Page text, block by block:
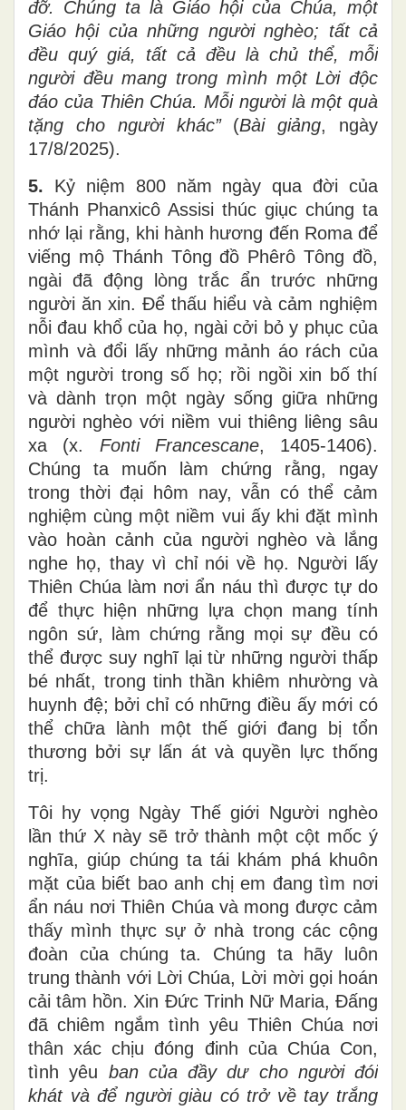
đỡ. Chúng ta là Giáo hội của Chúa, một
Giáo hội của những người nghèo; tất cả
đều quý giá, tất cả đều là chủ thể, mỗi
người đều mang trong mình một Lời độc
đáo của Thiên Chúa. Mỗi người là một quà
tặng cho người khác”(Bài giảng, ngày
17/8/2025).
5. Kỷ niệm 800 năm ngày qua đời của
Thánh Phanxicô Assisi thúc giục chúng ta
nhớ lại rằng, khi hành hương đến Roma để
viếng mộ Thánh Tông đồ Phêrô Tông đồ,
ngài đã động lòng trắc ẩn trước những
người ăn xin. Để thấu hiểu và cảm nghiệm
nỗi đau khổ của họ, ngài cởi bỏ y phục của
mình và đổi lấy những mảnh áo rách của
một người trong số họ; rồi ngồi xin bố thí
và dành trọn một ngày sống giữa những
người nghèo với niềm vui thiêng liêng sâu
xa (x. Fonti Francescane, 1405-1406).
Chúng ta muốn làm chứng rằng, ngay
trong thời đại hôm nay, vẫn có thể cảm
nghiệm cùng một niềm vui ấy khi đặt mình
vào hoàn cảnh của người nghèo và lắng
nghe họ, thay vì chỉ nói về họ. Người lấy
Thiên Chúa làm nơi ẩn náu thì được tự do
để thực hiện những lựa chọn mang tính
ngôn sứ, làm chứng rằng mọi sự đều có
thể được suy nghĩ lại từ những người thấp
bé nhất, trong tinh thần khiêm nhường và
huynh đệ; bởi chỉ có những điều ấy mới có
thể chữa lành một thế giới đang bị tổn
thương bởi sự lấn át và quyền lực thống
trị.
Tôi hy vọng Ngày Thế giới Người nghèo
lần thứ X này sẽ trở thành một cột mốc ý
nghĩa, giúp chúng ta tái khám phá khuôn
mặt của biết bao anh chị em đang tìm nơi
ẩn náu nơi Thiên Chúa và mong được cảm
thấy mình thực sự ở nhà trong các cộng
đoàn của chúng ta. Chúng ta hãy luôn
trung thành với Lời Chúa, Lời mời gọi hoán
cải tâm hồn. Xin Đức Trinh Nữ Maria, Đấng
đã chiêm ngắm tình yêu Thiên Chúa nơi
thân xác chịu đóng đinh của Chúa Con,
tình yêu ban của đầy dư cho người đói
khát và để người giàu có trở về tay trắng